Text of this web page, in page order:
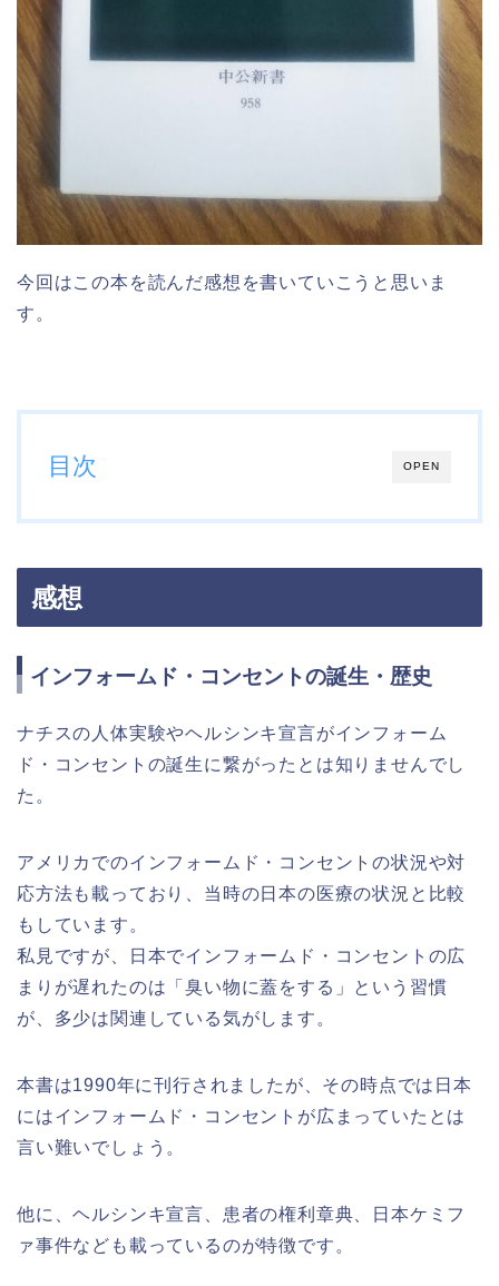
今回はこの本を読んだ感想を書いていこうと思いま
す。
OPEN
目次
感想
インフォームド・コンセントの誕生・歴史
ナチスの人体実験やヘルシンキ宣言がインフォーム
ド・コンセントの誕生に繋がったとは知りませんでし
た。
アメリカでのインフォームド・コンセントの状況や対
応方法も載っており、当時の日本の医療の状況と比較
もしています。
私見ですが、日本でインフォームド・コンセントの広
まりが遅れたのは「臭い物に蓋をする」という習慣
が、多少は関連している気がします。
本書は1990年に刊行されましたが、その時点では日本
にはインフォームド・コンセントが広まっていたとは
言い難いでしょう。
他に、ヘルシンキ宣言、患者の権利章典、日本ケミフ
ァ事件なども載っているのが特徴です。